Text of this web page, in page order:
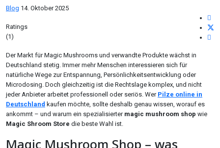
Blog 14. Oktober 2025
Ratings
(1)
Der Markt für Magic Mushrooms und verwandte Produkte wächst in
Deutschland stetig. Immer mehr Menschen interessieren sich für
natürliche Wege zur Entspannung, Persönlichkeitsentwicklung oder
Microdosing. Doch gleichzeitig ist die Rechtslage komplex, und nicht
jeder Anbieter arbeitet professionell oder seriös. Wer Pilze online in
Deutschland kaufen möchte, sollte deshalb genau wissen, worauf es
ankommt – und warum ein spezialisierter magic mushroom shop wie
Magic Shroom Store die beste Wahl ist.
Magic Mushroom Shop – was